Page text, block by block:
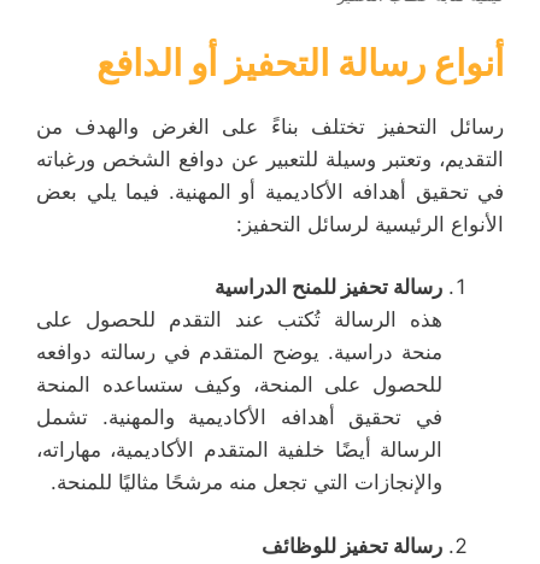
أنواع رسالة التحفيز أو الدافع
رسائل التحفيز تختلف بناءً على الغرض والهدف من
التقديم، وتعتبر وسيلة للتعبير عن دوافع الشخص ورغباته
في تحقيق أهدافه الأكاديمية أو المهنية. فيما يلي بعض
الأنواع الرئيسية لرسائل التحفيز:
رسالة تحفيز للمنح الدراسية
هذه الرسالة تُكتب عند التقدم للحصول على
منحة دراسية. يوضح المتقدم في رسالته دوافعه
للحصول على المنحة، وكيف ستساعده المنحة
في تحقيق أهدافه الأكاديمية والمهنية. تشمل
الرسالة أيضًا خلفية المتقدم الأكاديمية، مهاراته،
والإنجازات التي تجعل منه مرشحًا مثاليًا للمنحة.
رسالة تحفيز للوظائف